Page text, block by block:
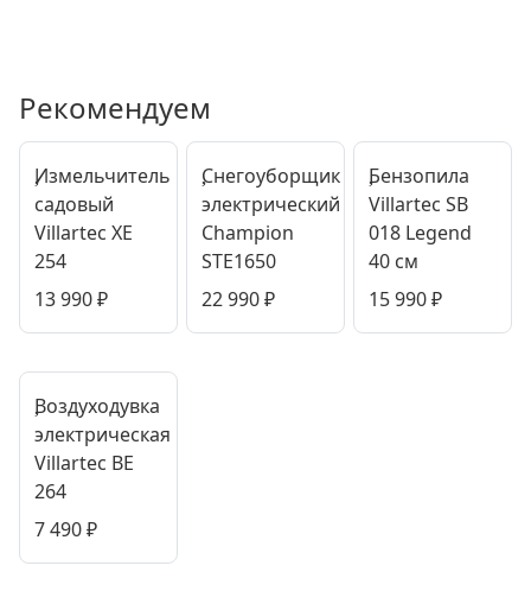
Рекомендуем
Измельчитель
садовый
Villartec XE
254
13 990₽
Снегоуборщик
электрический
Champion
STE1650
22 990₽
Бензопила
Villartec SB
018 Legend
40 см
15 990₽
Воздуходувка
электрическая
Villartec BE
264
7 490₽